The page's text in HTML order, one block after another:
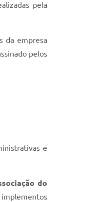
pela
da empresa
pelos
e
do